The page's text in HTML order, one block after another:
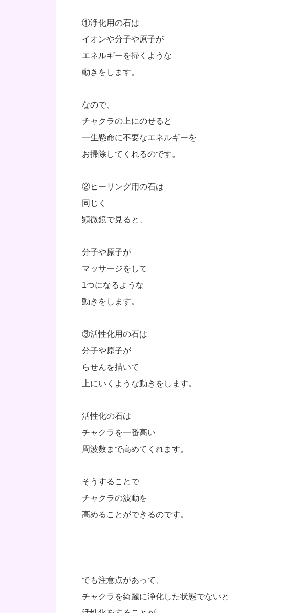
①浄化用の石は
イオンや分子や原子が
エネルギーを掃くような
動きをします。
なので、
チャクラの上にのせると
一生懸命に不要なエネルギーを
お掃除してくれるのです。
②ヒーリング用の石は
同じく
顕微鏡で見ると、
分子や原子が
マッサージをして
1つになるような
動きをします。
③活性化用の石は
分子や原子が
らせんを描いて
上にいくような動きをします。
活性化の石は
チャクラを一番高い
周波数まで高めてくれます。
そうすることで
チャクラの波動を
高めることができるのです。
でも注意点があって、
チャクラを綺麗に浄化した状態でないと